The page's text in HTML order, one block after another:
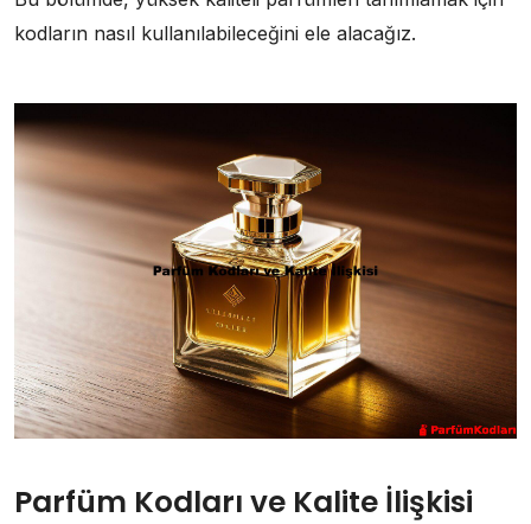
kodların nasıl kullanılabileceğini ele alacağız.
Parfüm Kodları ve Kalite İlişkisi